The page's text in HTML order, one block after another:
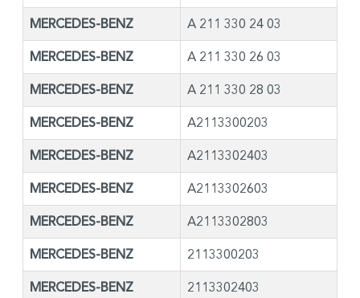
MERCEDES-BENZ A 211 330 24 03
MERCEDES-BENZ A 211 330 26 03
MERCEDES-BENZ A 211 330 28 03
MERCEDES-BENZ A2113300203
MERCEDES-BENZ A2113302403
MERCEDES-BENZ A2113302603
MERCEDES-BENZ A2113302803
MERCEDES-BENZ 2113300203
MERCEDES-BENZ 2113302403